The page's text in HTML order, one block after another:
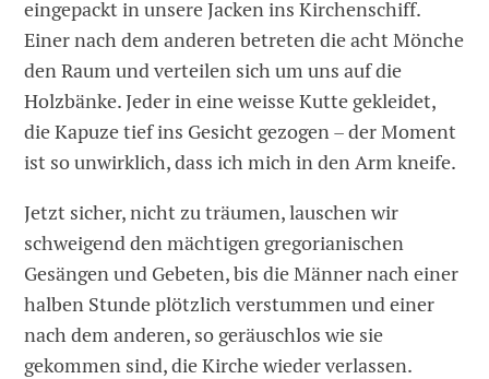
eingepackt in unsere Jacken ins Kirchenschiff.
Einer nach dem anderen betreten die acht Mönche
den Raum und verteilen sich um uns auf die
Holzbänke. Jeder in eine weisse Kutte gekleidet,
die Kapuze tief ins Gesicht gezogen – der Moment
ist so unwirklich, dass ich mich in den Arm kneife.
Jetzt sicher, nicht zu träumen, lauschen wir
schweigend den mächtigen gregorianischen
Gesängen und Gebeten, bis die Männer nach einer
halben Stunde plötzlich verstummen und einer
nach dem anderen, so geräuschlos wie sie
gekommen sind, die Kirche wieder verlassen.